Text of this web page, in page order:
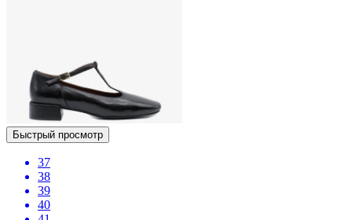
Быстрый просмотр
37
38
39
40